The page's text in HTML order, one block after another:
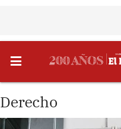
Derecho